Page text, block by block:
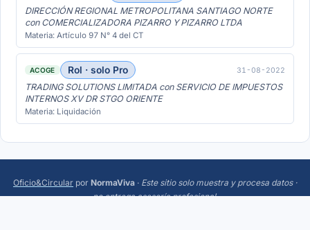
DIRECCIÓN REGIONAL METROPOLITANA SANTIAGO NORTE
con COMERCIALIZADORA PIZARRO Y PIZARRO LTDA
Materia: Artículo 97 N° 4 del CT
ACOGE Rol · solo Pro 31-08-2022
TRADING SOLUTIONS LIMITADA con SERVICIO DE IMPUESTOS
INTERNOS XV DR STGO ORIENTE
Materia: Liquidación
Oficio&Circular por NormaViva · Este sitio solo muestra y procesa datos ·
no entrega asesoría profesional.